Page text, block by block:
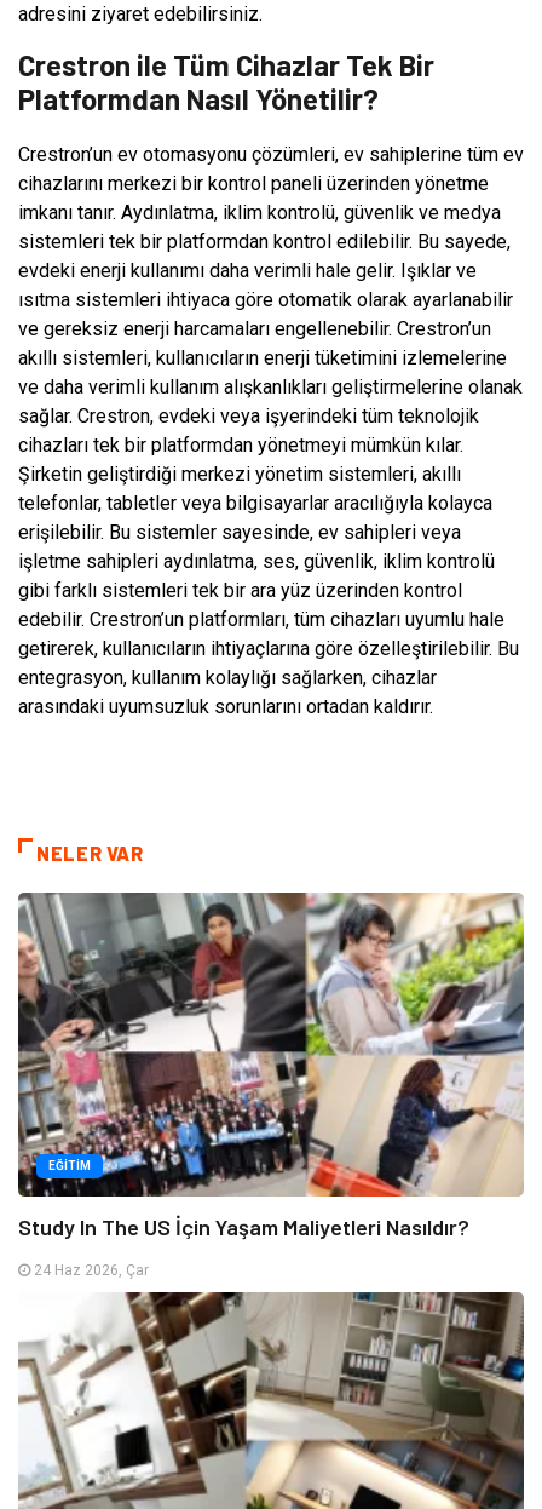
adresini ziyaret edebilirsiniz.
Crestron ile Tüm Cihazlar Tek Bir
Platformdan Nasıl Yönetilir?
Crestron’un ev otomasyonu çözümleri, ev sahiplerine tüm ev
cihazlarını merkezi bir kontrol paneli üzerinden yönetme
imkanı tanır. Aydınlatma, iklim kontrolü, güvenlik ve medya
sistemleri tek bir platformdan kontrol edilebilir. Bu sayede,
evdeki enerji kullanımı daha verimli hale gelir. Işıklar ve
ısıtma sistemleri ihtiyaca göre otomatik olarak ayarlanabilir
ve gereksiz enerji harcamaları engellenebilir. Crestron’un
akıllı sistemleri, kullanıcıların enerji tüketimini izlemelerine
ve daha verimli kullanım alışkanlıkları geliştirmelerine olanak
sağlar. Crestron, evdeki veya işyerindeki tüm teknolojik
cihazları tek bir platformdan yönetmeyi mümkün kılar.
Şirketin geliştirdiği merkezi yönetim sistemleri, akıllı
telefonlar, tabletler veya bilgisayarlar aracılığıyla kolayca
erişilebilir. Bu sistemler sayesinde, ev sahipleri veya
işletme sahipleri aydınlatma, ses, güvenlik, iklim kontrolü
gibi farklı sistemleri tek bir ara yüz üzerinden kontrol
edebilir. Crestron’un platformları, tüm cihazları uyumlu hale
getirerek, kullanıcıların ihtiyaçlarına göre özelleştirilebilir. Bu
entegrasyon, kullanım kolaylığı sağlarken, cihazlar
arasındaki uyumsuzluk sorunlarını ortadan kaldırır.
NELER VAR
EĞITIM
Study In The US İçin Yaşam Maliyetleri Nasıldır?
24 Haz 2026, Çar